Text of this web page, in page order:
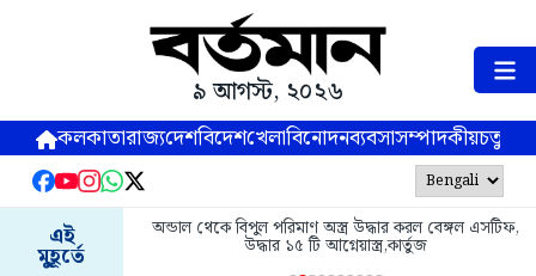
৯ আগস্ট, ২০২৬
কলকাতারাজ্যদেশবিদেশখেলাবিনোদনব্যবসাসম্পাদকীয়
এই
মুহূর্তে
অন্ডাল থেকে বিপুল পরিমাণ অস্ত্র উদ্ধার করল বেঙ্গল এসটিফ,
উদ্ধার ১৫ টি আগ্নেয়াস্ত্র,কার্তুজ